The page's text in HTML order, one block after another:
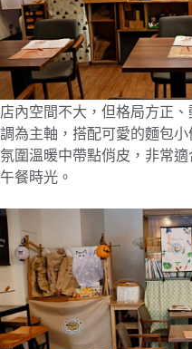
店內空間不大，但格局方正
調為主軸，搭配可愛的麵包
氛圍溫暖中帶點俏皮，非常
午餐時光。